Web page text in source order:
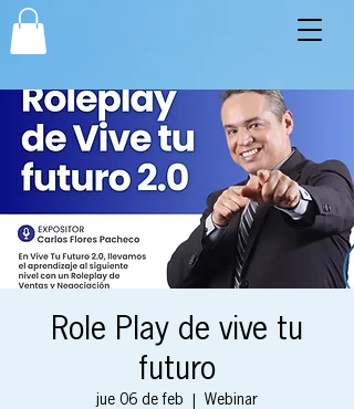
Role Play de vive tu
futuro
jue 06 de feb Webinar